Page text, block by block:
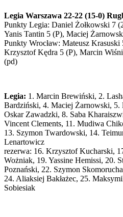
Legia Warszawa 22-22 (15-0)
Punkty Legia: Daniel Żołkowski 7
Yanis Tantin 5 (P), Maciej
Punkty Wrocław: Mateusz Krasuski
Krzysztof Kędra 5 (P), Marcin
(pd)
Legia: 1. Marcin Brewiński, 2.
Bardziński, 4. Maciej Żarnowski, 5.
Oskar Zawadzki, 8. Saba
Vincent Clements, 11. Mudiwa
13. Szymon Twardowski, 14.
Lenartowicz
rezerwa: 16. Krzysztof Kucharski,
Wożniak, 19. Yassine Hemissi, 20.
Poznański, 22. Szymon
24. Aliaksiej Bakłażec, 25.
Sobiesiak